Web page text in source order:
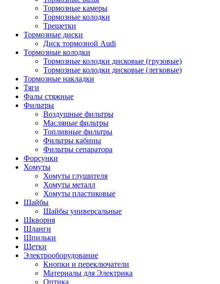
Тормозные камеры
Тормозные колодки
Трещетки
Тормозные диски
Диск тормозной Audi
Тормозные колодки
Тормозные колодки дисковые (грузовые)
Тормозные колодки дисковые (легковые)
Тормозные накладки
Тяги
Фалы стяжные
Фильтры
Воздушные фильтры
Масляные фильтры
Топливные фильтры
Фильтры кабины
Фильтры сепаратора
Форсунки
Хомуты
Хомуты глушителя
Хомуты металл
Хомуты пластиковые
Шайбы
Шайбы универсальные
Шкворня
Шланги
Шпильки
Щетки
Электрооборудование
Кнопки и переключатели
Материалы для Электрика
Оптика